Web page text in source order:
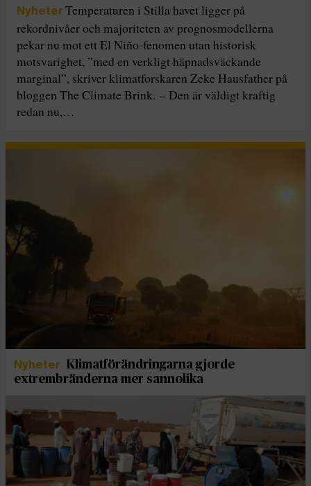
NyheterTemperaturen i Stilla havet ligger på
rekordnivåer och majoriteten av prognosmodellerna
pekar nu mot ett El Niño-fenomen utan historisk
motsvarighet, ”med en verkligt häpnadsväckande
marginal”, skriver klimatforskaren Zeke Hausfather på
bloggen The Climate Brink. – Den är väldigt kraftig
redan nu,…
Nyheter Klimatförändringarna gjorde
extrembränderna mer sannolika